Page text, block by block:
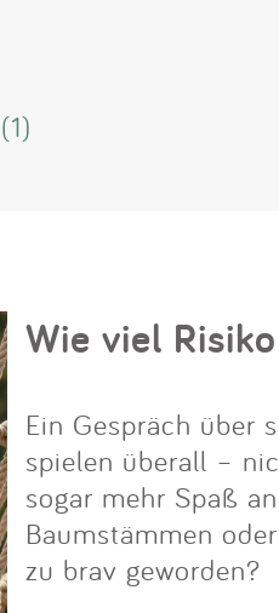
(1)
Wie viel
Ein Gespräch über
spielen überall –
sogar mehr Spaß
Baumstämmen
zu brav geworden?